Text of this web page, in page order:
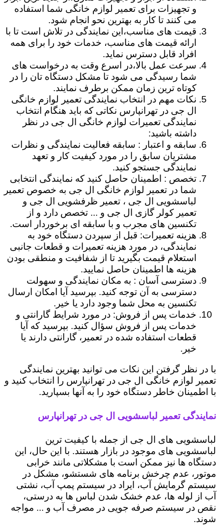
و تجهیزات برای تعمیر لوازم خانگی شما استفاده
می کنند تا کار به بهترین نحو انجام شود.
قیمت های مناسب،این نمایندگی در تلاش است تا با
ارائه قیمت های مناسب، خدمات خود را برای همه
افراد قابل دسترس نماید.
سرعت عمل بالا،در اسرع وقت به درخواست های
شما رسیدگی می شود تا مشکل دستگاه تان را در
کوتاه ترین زمان ممکن برطرف نمایند.
نکات مهم در انتخاب نمایندگی تعمیر لوازم خانگی
ال جی در تهرانپارس نکاتی که باید هنگام انتخاب
نمایندگی تعمیرات لوازم خانگی ال جی در نظر
داشته باشید:
سابقه و اعتبار : سابقه فعالیت نمایندگی و نظرات
مشتریان سابق را در مورد کیفیت کار و تعهد
نمایندگی جستجو کنید.
تخصص : اطمینان حاصل کنید که نمایندگی انتخابی
شما در تعمیر لوازم خانگی ال جی به خصوص تعمیر
لباسشویی ال جی ، تعمیر ظرفشویی ال جی و
تعمیر کولر گازی ال جی و ... تخصص دارد و از
تکنسین های مجرب و با سابقه ای برخوردار است.
هزینه تعمیرات: قبل از سپردن دستگاه خود به
نمایندگی، در مورد هزینه تعمیرات و قطعات جانبی
استعلام قیمت بگیرید تا از شفافیت و منطقی بودن
هزینه ها اطمینان حاصل نمایید.
دسترسی آسان : به مکان نمایندگی و سهولت
دسترسی به آن توجه کنید. بپرسید آیا امکان ارسال
تکنسین به محل شما وجود دارد یا خیر.
خدمات پس از فروش: در مورد شرایط گارانتی و
خدمات پس از فروش سؤال کنید. بپرسید که آیا
قطعات استفاده شده در تعمیر، گارانتی دارند یا
خیر.
با در نظر گرفتن این نکات می توانید بهترین نمایندگی
تعمیر لوازم خانگی ال جی در تهرانپارس را انتخاب کنید و
با اطمینان خاطر دستگاه خود را به آنها بسپارید.
نمایندگی تعمیر لباسشویی ال جی در تهرانپارس
لباسشویی های ال جی از جمله با کیفیت ترین
لباسشویی های موجود در بازار هستند. با این حال، این
دستگاه ها نیز ممکن است با مشکلاتی مانند خرابی
موتور، عدم چرخش برنامه های شستشو، مشکل در
سیستم گرمایش آب، ایراد در سیستم پمپ آب، نشتی
آب از لوله ها، عدم خشک شدن لباس ها به درستی،
نقص در سیستم صرفه جویی در مصرف آب و ... مواجه
شوند.